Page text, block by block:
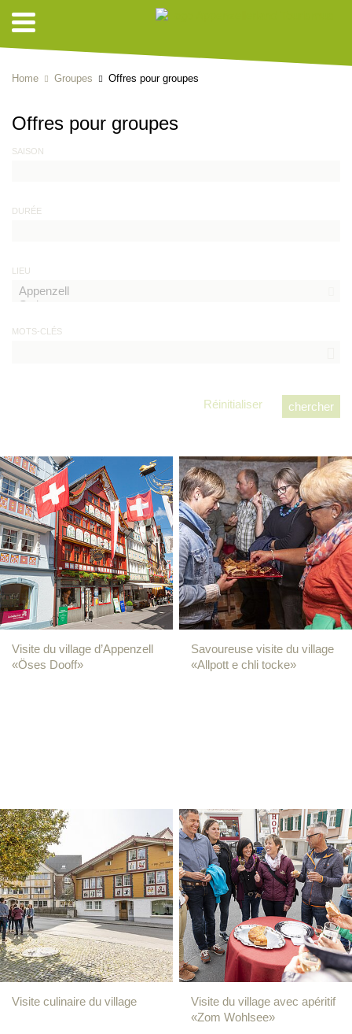
Home Groupes Offres pour groupes
Offres pour groupes
SAISON
DURÉE
LIEU
MOTS-CLÉS
Réinitialiser
Visite du village d’Appenzell
«Öses Dooff»
Savoureuse visite du village
«Allpott e chli tocke»
Visite culinaire du village
Visite du village avec apéritif
«Zom Wohlsee»